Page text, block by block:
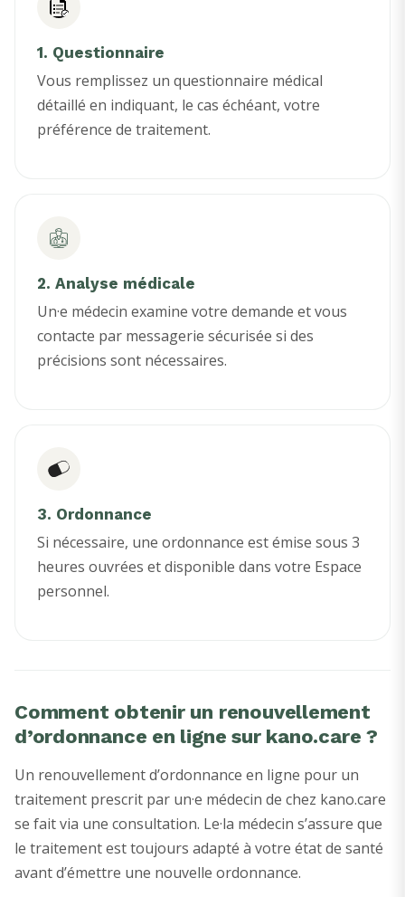
1. Questionnaire
Vous remplissez un questionnaire médical
détaillé en indiquant, le cas échéant, votre
préférence de traitement.
2. Analyse médicale
Un·e médecin examine votre demande et vous
contacte par messagerie sécurisée si des
précisions sont nécessaires.
3. Ordonnance
Si nécessaire, une ordonnance est émise sous 3
heures ouvrées et disponible dans votre Espace
personnel.
Comment obtenir un renouvellement
d’ordonnance en ligne sur kano.care ?
Un renouvellement d’ordonnance en ligne pour un
traitement prescrit par un·e médecin de chez kano.care
se fait via une consultation. Le·la médecin s’assure que
le traitement est toujours adapté à votre état de santé
avant d’émettre une nouvelle ordonnance.